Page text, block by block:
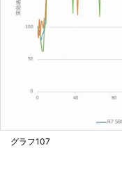
グラフ107